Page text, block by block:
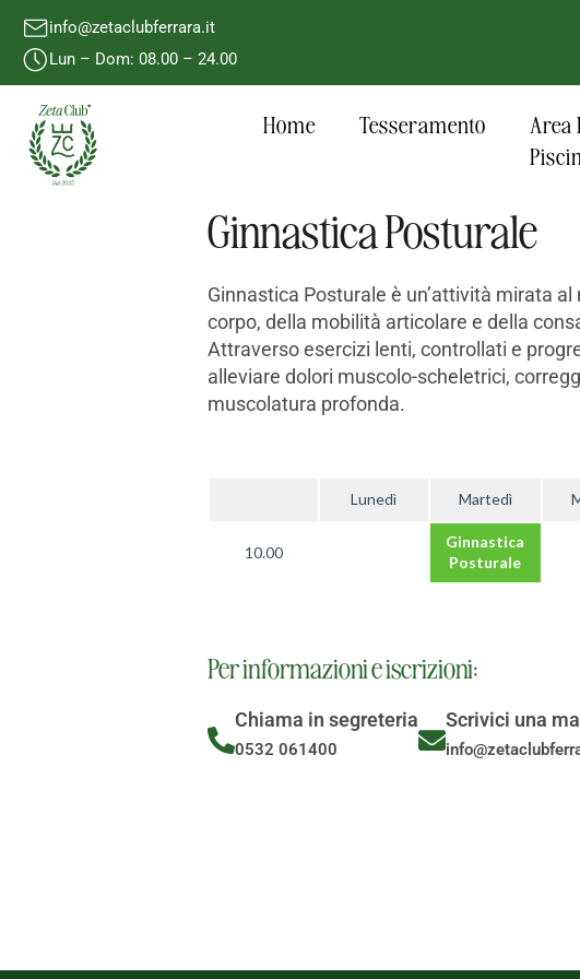
info@zetaclubferrara.it
Lun – Dom: 08.00 – 24.00
Home Tesseramento Area
Ginnastica Posturale
Ginnastica Posturale è un’attività mirata
corpo, della mobilità articolare e della
Attraverso esercizi lenti, controllati e
alleviare dolori muscolo-scheletrici,
muscolatura profonda.
Lunedì Martedì
10.00
Ginnastica
Posturale
Per informazioni e iscrizioni:
Chiama in segreteria
0532 061400
Scrivici una